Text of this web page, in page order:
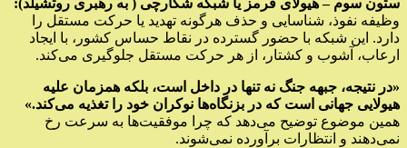
ستون سوم – هیولای قرمز یا شبکه شکارچی ( به رهبری روتشیلد):
وظیفه نفوذ، شناسایی و حذف هرگونه تهدید یا حرکت مستقل را
دارد. این شبکه با حضور گسترده در نقاط حساس کشور، با ایجاد
ارعاب، آشوب و کشتار، از هر حرکت مستقل جلوگیری می‌کند.
«در نتیجه، جبهه جنگ نه تنها در داخل است، بلکه همزمان علیه
هیولایی جهانی است که در بزنگاه‌ها نوکران خود را تغذیه می‌کند.»
همین موضوع توضیح می‌دهد که چرا موفقیت‌ها به سرعت رخ
نمی‌دهند و انتظارات برآورده نمی‌شوند.